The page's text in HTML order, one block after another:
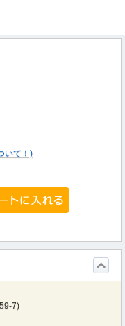
いて！)
7)